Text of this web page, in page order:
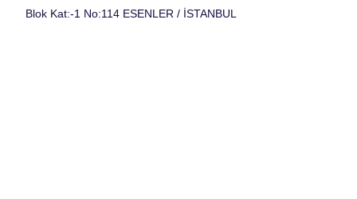
Blok Kat:-1 No:114 ESENLER / İSTANBUL